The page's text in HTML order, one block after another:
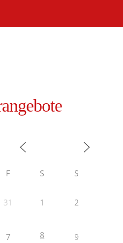
F S S
31 1 2
7 8 9